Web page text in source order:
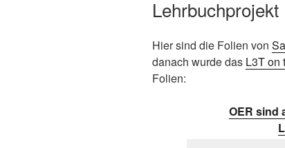
Lehrbuchprojekt
Hier sind die Folien von
danach wurde das L3T on
Folien:
OER sind